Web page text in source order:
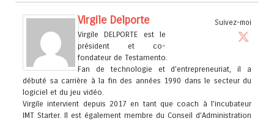
Suivez-moi
Virgile Delporte
Virgile DELPORTE est le
président et co-
fondateur de Testamento.
Fan de technologie et d'entrepreneuriat, il a
débuté sa carrière à la fin des années 1990 dans le secteur du
logiciel et du jeu vidéo.
Virgile intervient depuis 2017 en tant que coach à l'incubateur
IMT Starter. Il est également membre du Conseil d'Administration